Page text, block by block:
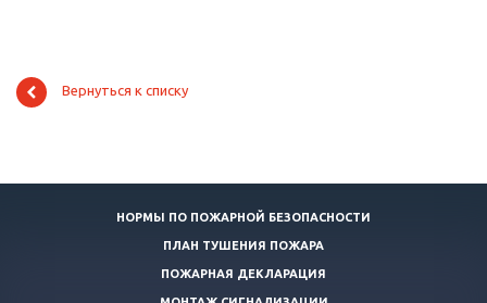
Вернуться к списку
НОРМЫ ПО ПОЖАРНОЙ БЕЗОПАСНОСТИ
ПЛАН ТУШЕНИЯ ПОЖАРА
ПОЖАРНАЯ ДЕКЛАРАЦИЯ